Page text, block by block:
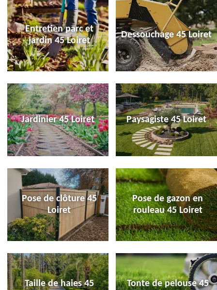
Entretien parc et
jardin 45 Loiret
Dessouchage 45 Loiret
Jardinier 45 Loiret Paysagiste 45 Loiret
Pose de clôture 45
Loiret
Pose de gazon en
rouleau 45 Loiret
Taille de haies 45
Tonte de pelouse 45